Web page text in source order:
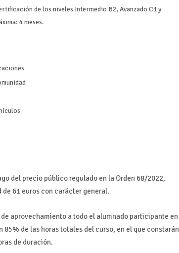
de los niveles Intermedio B2, Avanzado C1 y
4 meses.
del precio público regulado en la Orden 68/2022,
61 euros con carácter general.
aprovechamiento a todo el alumnado participante en
de las horas totales del curso, en el que constarán
de duración.